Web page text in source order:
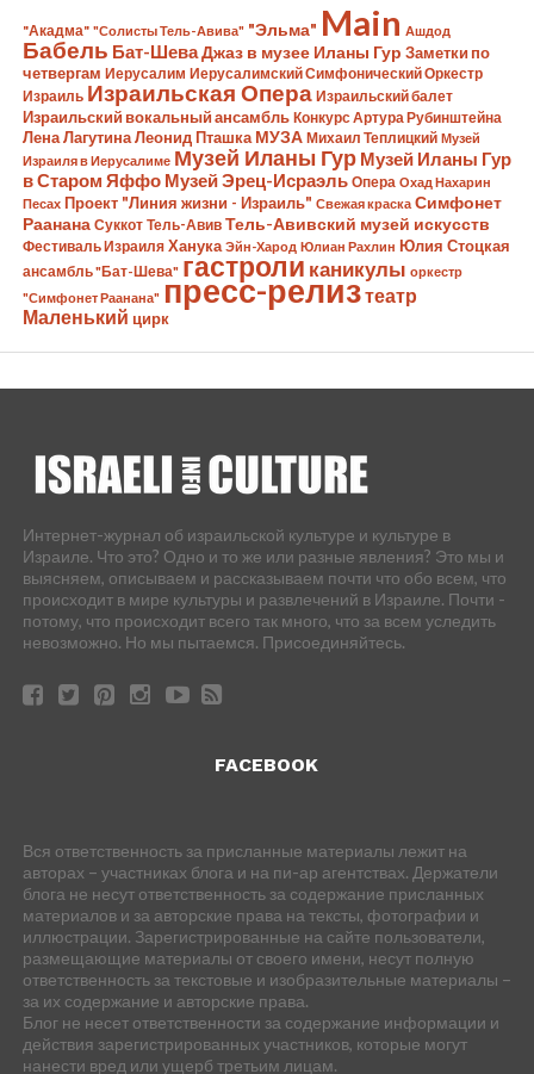
"Акадма" "Солисты Тель-Авива" "Эльма" Main Ашдод
Бабель Бат-ШеваДжаз в музее Иланы Гур Заметки по
четвергам Иерусалим Иерусалимский Симфонический Оркестр
Израиль Израильская Опера Израильский балет
Израильский вокальный ансамбль Конкурс Артура Рубинштейна
Лена Лагутина Леонид Пташка МУЗА Михаил Теплицкий Музей
Израиля в Иерусалиме Музей Иланы Гур Музей Иланы Гур
в Старом Яффо Музей Эрец-Исраэль Опера Охад Нахарин
Песах Проект "Линия жизни - Израиль" Свежая краска Симфонет
Раанана Суккот Тель-Авив Тель-Авивский музей искусств
Фестиваль Израиля Ханука Эйн-Харод Юлиан Рахлин Юлия Стоцкая
ансамбль "Бат-Шева" гастроли каникулы оркестр
"Симфонет Раанана" пресс-релизтеатр
Маленький цирк
Интернет-журнал об израильской культуре и культуре в
Израиле. Что это? Одно и то же или разные явления? Это мы и
выясняем, описываем и рассказываем почти что обо всем, что
происходит в мире культуры и развлечений в Израиле. Почти -
потому, что происходит всего так много, что за всем уследить
невозможно. Но мы пытаемся. Присоединяйтесь.
FACEBOOK
Вся ответственность за присланные материалы лежит на
авторах – участниках блога и на пи-ар агентствах. Держатели
блога не несут ответственность за содержание присланных
материалов и за авторские права на тексты, фотографии и
иллюстрации. Зарегистрированные на сайте пользователи,
размещающие материалы от своего имени, несут полную
ответственность за текстовые и изобразительные материалы –
за их содержание и авторские права.
Блог не несет ответственности за содержание информации и
действия зарегистрированных участников, которые могут
нанести вред или ущерб третьим лицам.